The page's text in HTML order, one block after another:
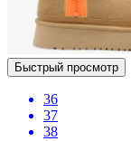
Быстрый просмотр
36
37
38